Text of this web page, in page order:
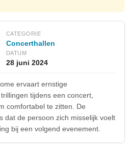
CATEGORIE
Concerthallen
DATUM
28 juni 2024
ervaart ernstige
tijdens een concert,
comfortabel te zitten. De
dat de persoon zich misselijk voelt
bij een volgend evenement.